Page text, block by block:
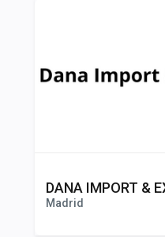
DANA IMPORT &
Madrid